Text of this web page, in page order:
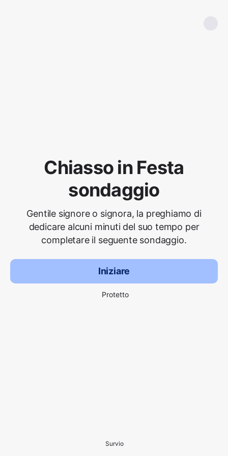
Chiasso in Festa
sondaggio
Gentile signore o signora, la preghiamo di
dedicare alcuni minuti del suo tempo per
completare il seguente sondaggio.
Iniziare
Protetto
Survio